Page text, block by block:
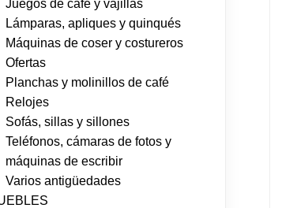
Juegos de café y vajillas
Lámparas, apliques y quinqués
Máquinas de coser y costureros
Ofertas
Planchas y molinillos de café
Relojes
Sofás, sillas y sillones
Teléfonos, cámaras de fotos y
máquinas de escribir
Varios antigüedades